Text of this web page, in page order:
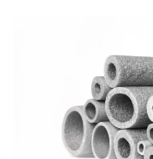
Согласен с
данных в